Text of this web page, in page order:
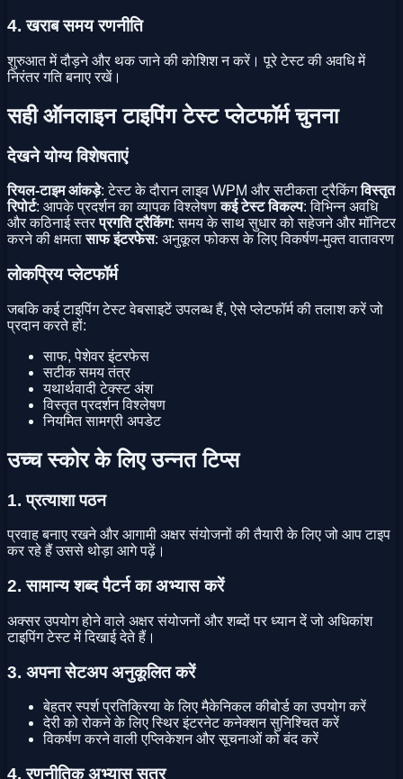
4. खराब समय रणनीति
शुरुआत में दौड़ने और थक जाने की कोशिश न करें। पूरे टेस्ट की अवधि में
निरंतर गति बनाए रखें।
सही ऑनलाइन टाइपिंग टेस्ट प्लेटफॉर्म चुनना
देखने योग्य विशेषताएं
रियल-टाइम आंकड़े: टेस्ट के दौरान लाइव WPM और सटीकता ट्रैकिंगविस्तृत
रिपोर्ट: आपके प्रदर्शन का व्यापक विश्लेषणकई टेस्ट विकल्प: विभिन्न अवधि
और कठिनाई स्तरप्रगति ट्रैकिंग: समय के साथ सुधार को सहेजने और मॉनिटर
करने की क्षमतासाफ इंटरफेस: अनुकूल फोकस के लिए विकर्षण-मुक्त वातावरण
लोकप्रिय प्लेटफॉर्म
जबकि कई टाइपिंग टेस्ट वेबसाइटें उपलब्ध हैं, ऐसे प्लेटफॉर्म की तलाश करें जो
प्रदान करते हों:
साफ, पेशेवर इंटरफेस
सटीक समय तंत्र
यथार्थवादी टेक्स्ट अंश
विस्तृत प्रदर्शन विश्लेषण
नियमित सामग्री अपडेट
उच्च स्कोर के लिए उन्नत टिप्स
1. प्रत्याशा पठन
प्रवाह बनाए रखने और आगामी अक्षर संयोजनों की तैयारी के लिए जो आप टाइप
कर रहे हैं उससे थोड़ा आगे पढ़ें।
2. सामान्य शब्द पैटर्न का अभ्यास करें
अक्सर उपयोग होने वाले अक्षर संयोजनों और शब्दों पर ध्यान दें जो अधिकांश
टाइपिंग टेस्ट में दिखाई देते हैं।
3. अपना सेटअप अनुकूलित करें
बेहतर स्पर्श प्रतिक्रिया के लिए मैकेनिकल कीबोर्ड का उपयोग करें
देरी को रोकने के लिए स्थिर इंटरनेट कनेक्शन सुनिश्चित करें
विकर्षण करने वाली एप्लिकेशन और सूचनाओं को बंद करें
4. रणनीतिक अभ्यास सत्र